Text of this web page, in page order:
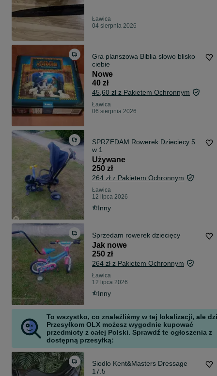
Ławica
04 sierpnia 2026
Gra planszowa Biblia słowo blisko
ciebie
Nowe
40 zł
45,60 zł z Pakietem Ochronnym
Ławica
06 sierpnia 2026
SPRZEDAM Rowerek Dzieciecy 5
w 1
Używane
250 zł
264 zł z Pakietem Ochronnym
Ławica
12 lipca 2026
Inny
Sprzedam rowerek dziecięcy
Jak nowe
250 zł
264 zł z Pakietem Ochronnym
Ławica
12 lipca 2026
Inny
To wszystko, co znaleźliśmy w tej lokalizacji, ale
Przesyłkom OLX możesz wygodnie kupować
przedmioty z całej Polski. Sprawdź te ogłoszenia z
dostępną przesyłką:
Siodlo Kent&Masters Dressage
17.5